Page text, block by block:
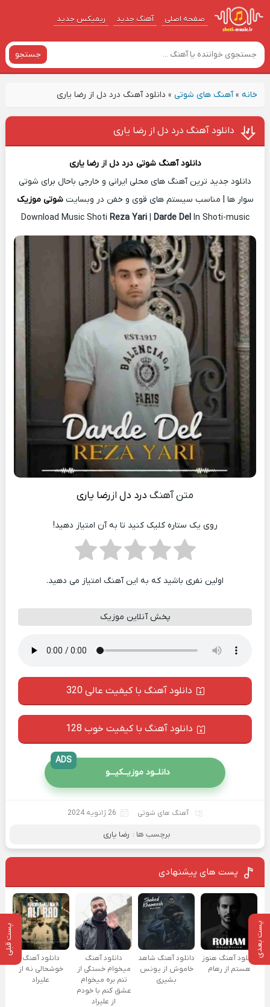
صفحه اصلی آهنگ‌ جدید ریمیکس جدید
جستجو
خانه»آهنگ های شوتی» دانلود آهنگ درد دل از رضا یاری
پست بعدی پست قبلی
دانلود آهنگ درد دل از رضا یاری
دانلود آهنگ شوتی درد دل ازرضا یاری
دانلود جدید ترین آهنگ های محلی ایرانی و خارجی باحال برای شوتی
سوار ها | مناسب سیستم های قوی و خفن در وبسایتشوتی موزیک
Download Music Shoti Reza Yari| Darde DelIn Shoti-music
متن آهنگ درد دل از رضا یاری
روی یک ستاره کلیک کنید تا به آن امتیاز دهید!
اولین نفری باشید که به این آهنگ امتیاز می دهید.
پخش آنلاین موزیک
دانلود آهنگ با کیفیت عالی 320
دانلود آهنگ با کیفیت خوب 128
دانلــود موزیــکیـــو
ADS
آهنگ های شوتی 26 ژانویه 2024
برچسب ها : رضا یاری
پست های پیشنهادی
دانلود آهنگ هنوز
هستم از رهام
دانلود آهنگ شاهد
خاموش از یونس
بشیری
دانلود آهنگ
میخوام خستگی از
تنم بره میخوام
عشق کنم با خودم
از علیراد
دانلود آهنگ
خوشحالی نه از
علیراد